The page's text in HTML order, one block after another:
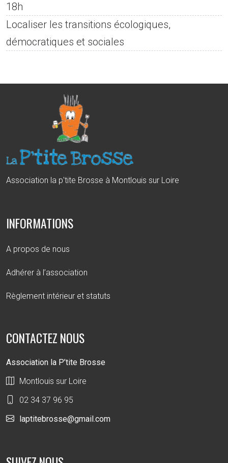
18h
Localiser les transitions écologiques,
démocratiques et sociales
Association la p'tite Brosse à Montlouis sur Loire
INFORMATIONS
A propos de nous
Adhérer à l’association
Règlement intérieur et statuts
CONTACTEZ NOUS
Association la P’tite Brosse
Montlouis sur Loire
02 34 37 96 95
laptitebrosse@gmail.com